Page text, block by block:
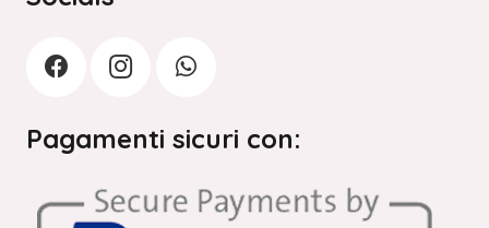
Pagamenti sicuri con: